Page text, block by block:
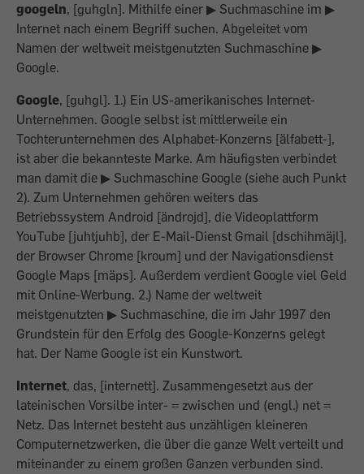
googeln, [guhgln]. Mithilfe einer ▶ Suchmaschine im ▶
Internet nach einem Begriff suchen. Abgeleitet vom
Namen der weltweit meistgenutzten Suchmaschine ▶
Google.
Google, [guhgl]. 1.) Ein US-amerikanisches Internet-
Unternehmen. Google selbst ist mittlerweile ein
Tochterunternehmen des Alphabet-Konzerns [älfabett-],
ist aber die bekannteste Marke. Am häufigsten verbindet
man damit die ▶ Suchmaschine Google (siehe auch Punkt
2). Zum Unternehmen gehören weiters das
Betriebssystem Android [ändrojd], die Videoplattform
YouTube [juhtjuhb], der E-Mail-Dienst Gmail [dschihmäjl],
der Browser Chrome [kroum] und der Navigationsdienst
Google Maps [mäps]. Außerdem verdient Google viel Geld
mit Online-Werbung. 2.) Name der weltweit
meistgenutzten ▶ Suchmaschine, die im Jahr 1997 den
Grundstein für den Erfolg des Google-Konzerns gelegt
hat. Der Name Google ist ein Kunstwort.
Internet, das, [internett]. Zusammengesetzt aus der
lateinischen Vorsilbe inter- = zwischen und (engl.) net =
Netz. Das Internet besteht aus unzäh­ligen kleineren
Computernetzwerken, die über die ganze Welt verteilt und
miteinander zu einem großen Ganzen verbunden sind.